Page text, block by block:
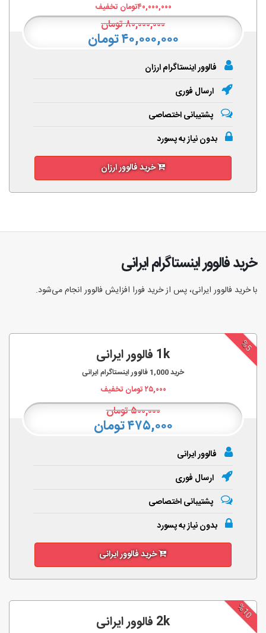
۴۰,۰۰۰,۰۰۰تومان تخفیف
۸۰,۰۰۰,۰۰۰تومان
۴۰,۰۰۰,۰۰۰ تومان
فالوور اینستاگرام ارزان
ارسال فوری
پشتیبانی اختصاصی
بدون نیاز به پسورد
خرید فالوور ارزان
خرید فالوور اینستاگرام ایرانی
با خرید فالوور ایرانی، پس از خرید فورا افزایش فالوور انجام‌ می‌شود.
%5 1k فالوور ایرانی
خرید1,000 فالوور اینستاگرام ایرانی
۲۵,۰۰۰تومان تخفیف
۵۰۰,۰۰۰تومان
۴۷۵,۰۰۰ تومان
فالوور ایرانی
ارسال فوری
پشتیبانی اختصاصی
بدون نیاز به پسورد
خرید فالوور ایرانی
%10
2k فالوور ایرانی